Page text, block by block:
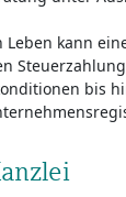
kann
bis